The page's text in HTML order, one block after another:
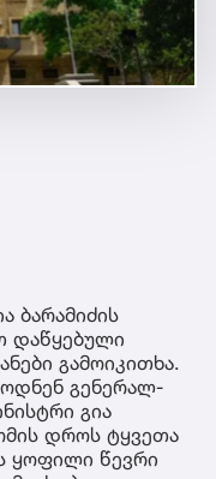
ბარამიძის
დაწყებული
გამოიკითხა.
გენერალ-
გია
დროს ტყვეთა
ყოფილი წევრი